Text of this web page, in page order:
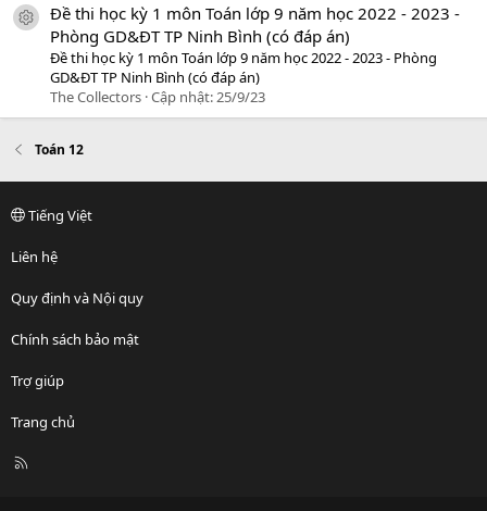
icon tài liệu
Đề thi học kỳ 1 môn Toán lớp 9 năm học 2022 - 2023 -
Phòng GD&ĐT TP Ninh Bình (có đáp án)
Đề thi học kỳ 1 môn Toán lớp 9 năm học 2022 - 2023 - Phòng
GD&ĐT TP Ninh Bình (có đáp án)
The Collectors Cập nhật: 25/9/23
Toán 12
Tiếng Việt
Liên hệ
Quy định và Nội quy
Chính sách bảo mật
Trợ giúp
Trang chủ
R